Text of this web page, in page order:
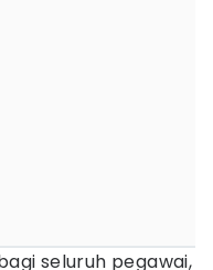
seluruh pegawai,